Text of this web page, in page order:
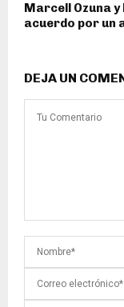
Marcell Ozuna
acuerdo por un
DEJA UN